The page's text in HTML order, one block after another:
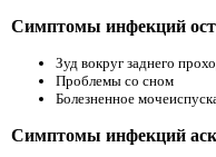
Симптомы инфекций
Зуд вокруг заднего
Проблемы со сном
Болезненное
Симптомы инфекций